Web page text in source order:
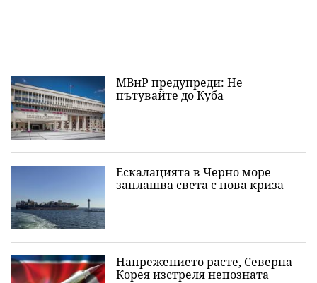
МВнР предупреди: Не
пътувайте до Куба
Ескалацията в Черно море
заплашва света с нова криза
Напрежението расте, Северна
Корея изстреля непозната